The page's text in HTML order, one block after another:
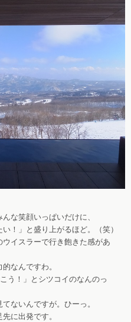
な笑顔いっぱいだけに、
！」と盛り上がるほど。（笑）
イスラーで行き飽きた感があ
なんですわ。
う！」とシツコイのなんのっ
ないんですが。ひーっ。
に出発です。